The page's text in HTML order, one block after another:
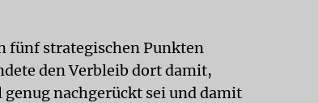
fünf strategischen Punkten
den Verbleib dort damit,
nachgerückt sei und damit